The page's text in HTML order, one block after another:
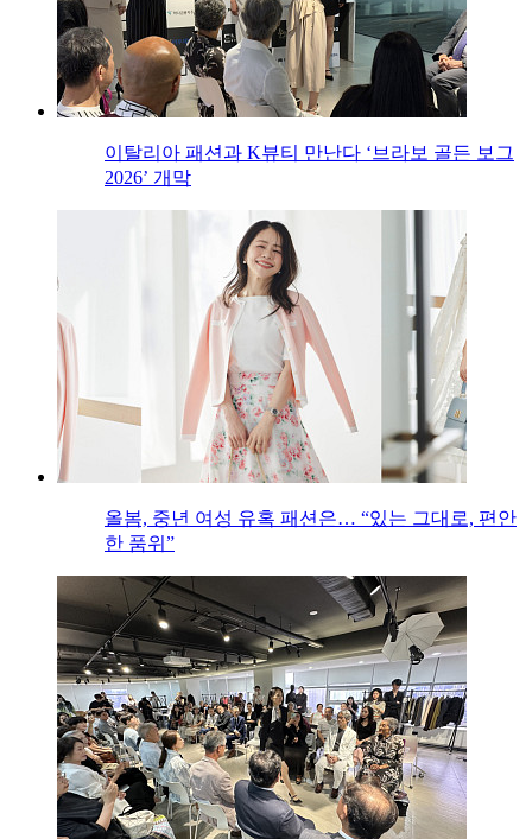
이탈리아 패션과 K뷰티 만난다 ‘브라보 골든 보그
2026’ 개막
올봄, 중년 여성 유혹 패션은… “있는 그대로, 편안
한 품위”